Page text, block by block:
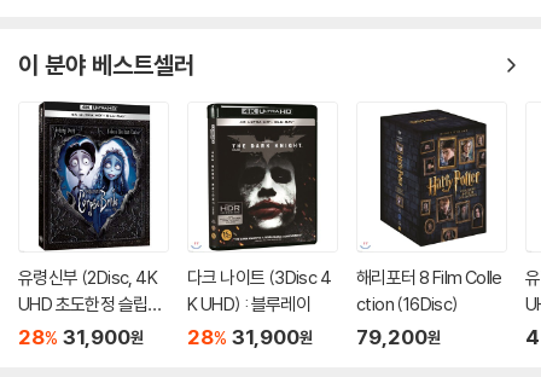
Disc 3 : 황제-꿈과 희망... 그리고 사랑 (Commentary : 임요환, 엄재경,
김도형)
The Game Day 임요환
- 경기 전 임요환 선수의 연습모습과 인터뷰, 실제 경기장에서의 경기에
임하는 모습, 경기화면 (확장된 멀티 앵글) 등
- 경기장면에 멀티앵글 수록
- 멀티 오디오 지원 (최초로 공개되는 임요환 선수 키보드 실제조작 장면
수록)
이 분야 베스트셀러
유령신부 (2Disc, 4K
UHD 초도한정 슬립케
이스) : 블루레이
28% 31,900원
다크 나이트 (3Disc 4
K UHD) : 블루레이
28% 31,900원
해리포터 8 Film Colle
ction (16Disc)
79,200원